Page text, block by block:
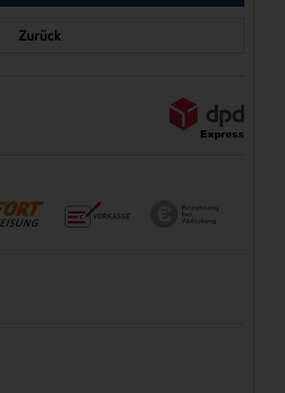
Zurück